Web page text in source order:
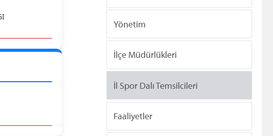
Yönetim
İlçe Müdürlükleri
İl Spor Dalı Temsilcileri
Faaliyetler